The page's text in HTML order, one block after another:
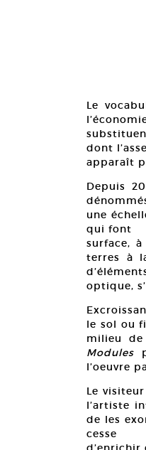
Le
dont
apparaît
Depuis
une
qui font
surface,
terres à
optique,
le sol ou
milieu de
Modules
l’oeuvre
Le
l’artiste
de les
cesse